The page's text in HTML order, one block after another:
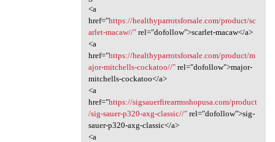
<a
href="https://healthyparrotsforsale.com/product/sc
arlet-macaw//"rel="dofollow">scarlet-macaw</a>
<a
href="https://healthyparrotsforsale.com/product/m
ajor-mitchells-cockatoo//"rel="dofollow">major-
mitchells-cockatoo</a>
<a
href="https://sigsauerfirearmsshopusa.com/product
/sig-sauer-p320-axg-classic//"rel="dofollow">sig-
sauer-p320-axg-classic</a>
<a